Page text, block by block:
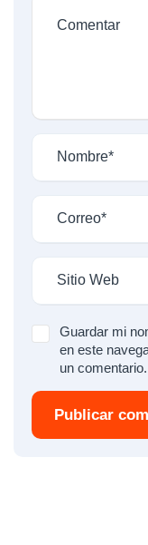
Guardar mi
en este
un comentario.
Publicar